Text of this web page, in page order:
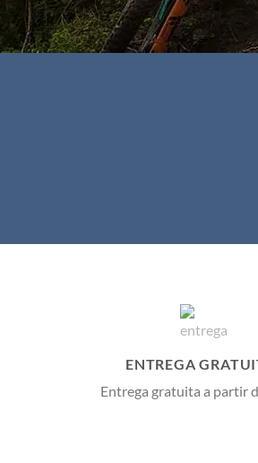
ENTREGA
Entrega gratuita a partir